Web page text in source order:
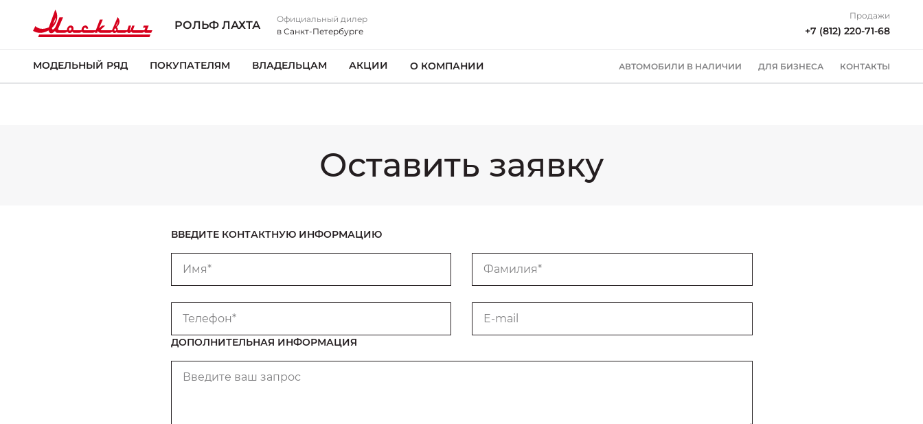
РОЛЬФ ЛАХТА
Официальный дилер
в Санкт-Петербурге
Продажи
+7 (812) 220-71-68
МОДЕЛЬНЫЙ РЯД ПОКУПАТЕЛЯМ ВЛАДЕЛЬЦАМ АКЦИИ О КОМПАНИИ АВТОМОБИЛИ В НАЛИЧИИ ДЛЯ БИЗНЕСА КОНТАКТЫ
Оставить заявку
ВВЕДИТЕ КОНТАКТНУЮ ИНФОРМАЦИЮ
Имя* Фамилия*
Телефон* E-mail
ДОПОЛНИТЕЛЬНАЯ ИНФОРМАЦИЯ
Введите ваш запрос